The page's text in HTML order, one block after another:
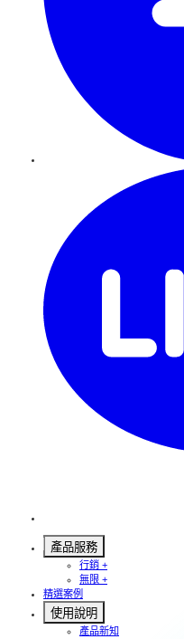
產品服務
行銷 +
無限 +
精選案例
使用說明
產品新知